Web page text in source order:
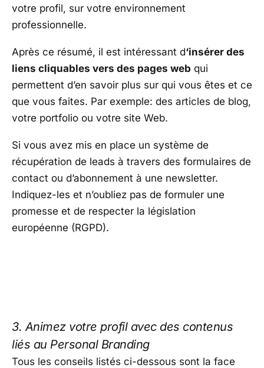
votre profil, sur votre environnement
professionnelle.
Après ce résumé, il est intéressant d‘insérer des
liens cliquables vers des pages web qui
permettent d’en savoir plus sur qui vous êtes et ce
que vous faites. Par exemple: des articles de blog,
votre portfolio ou votre site Web.
Si vous avez mis en place un système de
récupération de leads à travers des formulaires de
contact ou d’abonnement à une newsletter.
Indiquez-les et n’oubliez pas de formuler une
promesse et de respecter la législation
européenne (RGPD).
3. Animez votre profil avec des contenus
liés au Personal Branding
Tous les conseils listés ci-dessous sont la face